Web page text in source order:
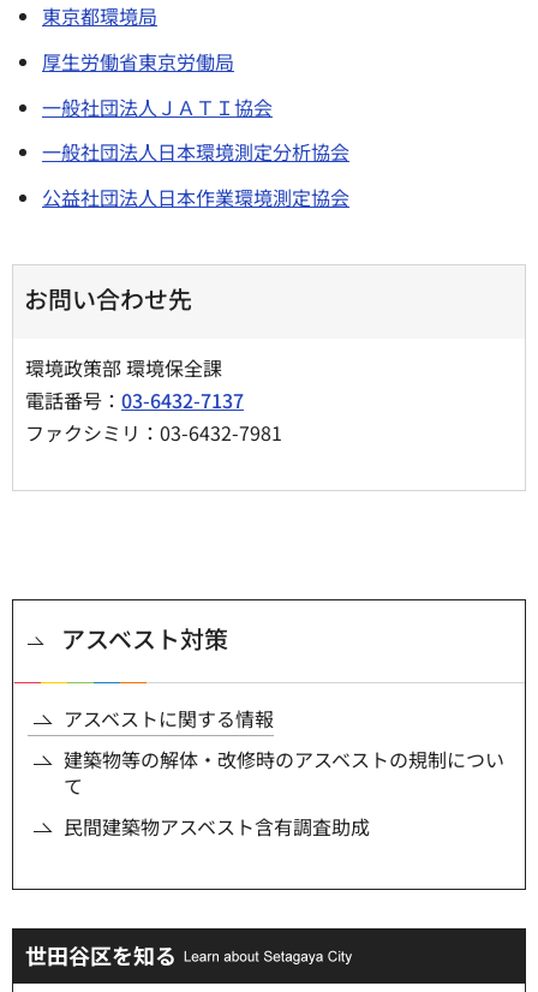
東京都環境局
厚生労働省東京労働局
一般社団法人ＪＡＴＩ協会
一般社団法人日本環境測定分析協会
公益社団法人日本作業環境測定協会
お問い合わせ先
環境政策部 環境保全課
電話番号： 03-6432-7137
ファクシミリ：03-6432-7981
アスベスト対策
アスベストに関する情報
建築物等の解体・改修時のアスベストの規制につい
て
民間建築物アスベスト含有調査助成
世田谷区を知る